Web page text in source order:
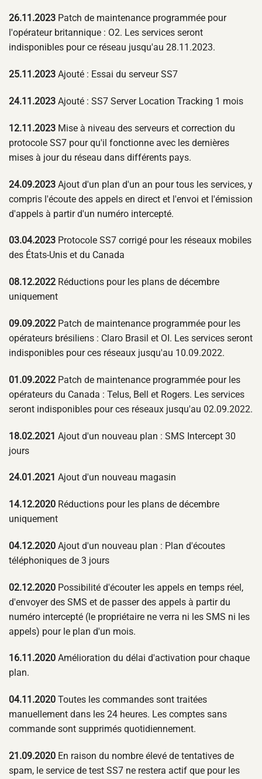
26.11.2023 Patch de maintenance programmée pour
l'opérateur britannique : O2. Les services seront
indisponibles pour ce réseau jusqu'au 28.11.2023.
25.11.2023 Ajouté : Essai du serveur SS7
24.11.2023 Ajouté : SS7 Server Location Tracking 1 mois
12.11.2023 Mise à niveau des serveurs et correction du
protocole SS7 pour qu'il fonctionne avec les dernières
mises à jour du réseau dans différents pays.
24.09.2023 Ajout d'un plan d'un an pour tous les services, y
compris l'écoute des appels en direct et l'envoi et l'émission
d'appels à partir d'un numéro intercepté.
03.04.2023 Protocole SS7 corrigé pour les réseaux mobiles
des États-Unis et du Canada
08.12.2022 Réductions pour les plans de décembre
uniquement
09.09.2022 Patch de maintenance programmée pour les
opérateurs brésiliens : Claro Brasil et OI. Les services seront
indisponibles pour ces réseaux jusqu'au 10.09.2022.
01.09.2022 Patch de maintenance programmée pour les
opérateurs du Canada : Telus, Bell et Rogers. Les services
seront indisponibles pour ces réseaux jusqu'au 02.09.2022.
18.02.2021 Ajout d'un nouveau plan : SMS Intercept 30
jours
24.01.2021 Ajout d'un nouveau magasin
14.12.2020 Réductions pour les plans de décembre
uniquement
04.12.2020 Ajout d'un nouveau plan : Plan d'écoutes
téléphoniques de 3 jours
02.12.2020 Possibilité d'écouter les appels en temps réel,
d'envoyer des SMS et de passer des appels à partir du
numéro intercepté (le propriétaire ne verra ni les SMS ni les
appels) pour le plan d'un mois.
16.11.2020 Amélioration du délai d'activation pour chaque
plan.
04.11.2020 Toutes les commandes sont traitées
manuellement dans les 24 heures. Les comptes sans
commande sont supprimés quotidiennement.
21.09.2020 En raison du nombre élevé de tentatives de
spam, le service de test SS7 ne restera actif que pour les